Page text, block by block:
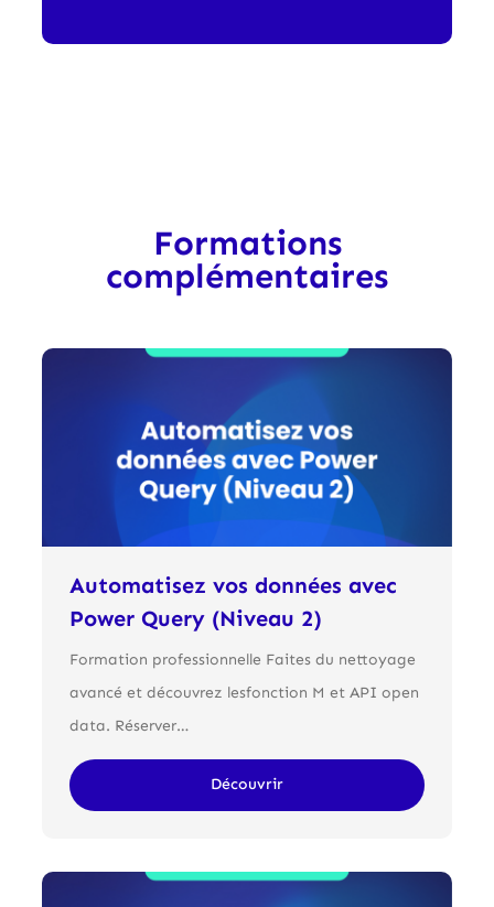
Formations
complémentaires
Automatisez vos données avec
Power Query (Niveau 2)
Formation professionnelle Faites du nettoyage
avancé et découvrez lesfonction M et API open
data. Réserver…
Découvrir